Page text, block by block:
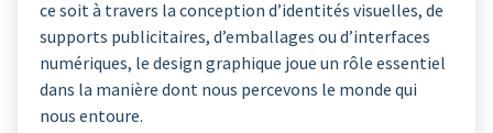
ce soit à travers la conception d’identités visuelles, de
supports publicitaires, d’emballages ou d’interfaces
numériques, le design graphique joue un rôle essentiel
dans la manière dont nous percevons le monde qui
nous entoure.